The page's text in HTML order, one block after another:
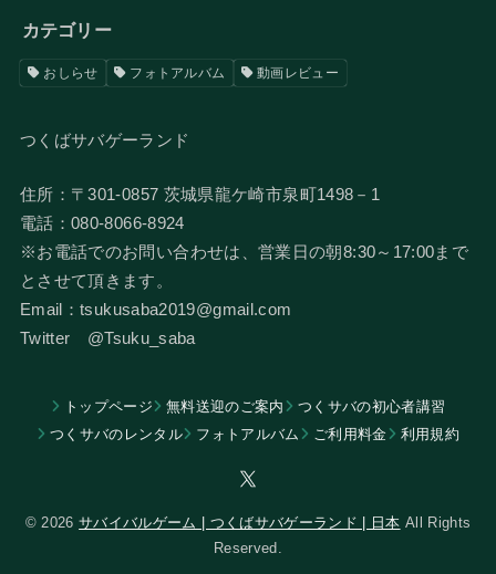
カテゴリー
おしらせ フォトアルバム 動画レビュー
つくばサバゲーランド
住所：〒301-0857 茨城県龍ケ崎市泉町1498－1
電話：080-8066-8924
​※お電話でのお問い合わせは、営業日の朝8:30～17:00まで
とさせて頂きます。
Email：tsukusaba2019@gmail.com
​Twitter @Tsuku_saba
トップページ 無料送迎のご案内
つくサバの初心者講習
つくサバのレンタル
フォトアルバム ​ご利用料金 利用規約
© 2026サバイバルゲーム | つくばサバゲーランド | 日本 All Rights
Reserved.